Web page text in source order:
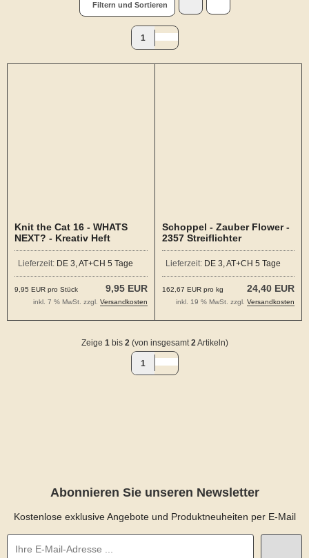
Filtern und Sortieren
1
Knit the Cat 16 - WHATS
NEXT? - Kreativ Heft
Lieferzeit: DE 3, AT+CH 5 Tage
9,95 EUR
9,95 EUR pro Stück
inkl. 7 % MwSt. zzgl. Versandkosten
Schoppel - Zauber Flower -
2357 Streiflichter
Lieferzeit: DE 3, AT+CH 5 Tage
24,40 EUR
162,67 EUR pro kg
inkl. 19 % MwSt. zzgl. Versandkosten
Zeige 1 bis 2 (von insgesamt 2 Artikeln)
1
Abonnieren Sie unseren Newsletter
Kostenlose exklusive Angebote und Produktneuheiten per E-Mail